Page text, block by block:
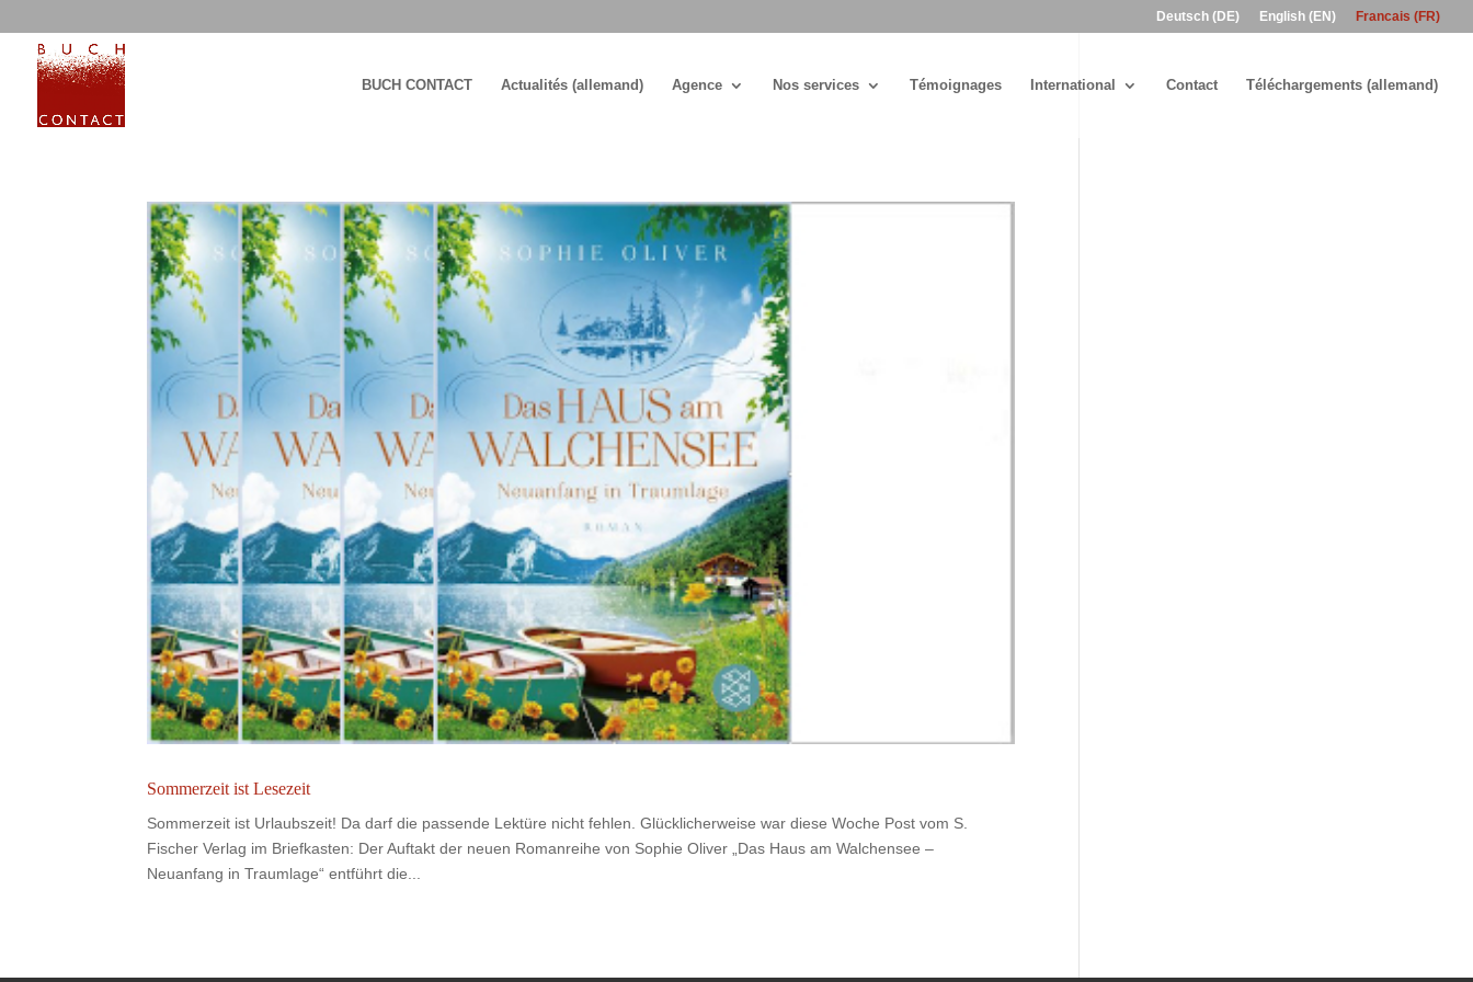
Deutsch (DE) English (EN) Francais (FR)
BUCH CONTACT Actualités (allemand) Agence Nos services Témoignages International Contact Téléchargements (allemand)
Sommerzeit ist Lesezeit
Sommerzeit ist Urlaubszeit! Da darf die passende Lektüre nicht fehlen. Glücklicherweise war diese Woche Post vom S.
Fischer Verlag im Briefkasten: Der Auftakt der neuen Romanreihe von Sophie Oliver „Das Haus am Walchensee –
Neuanfang in Traumlage“ entführt die...